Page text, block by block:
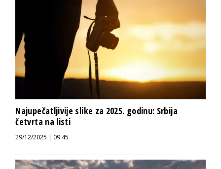
Najupečatljivije slike za 2025. godinu: Srbija
četvrta na listi
29/12/2025 | 09:45